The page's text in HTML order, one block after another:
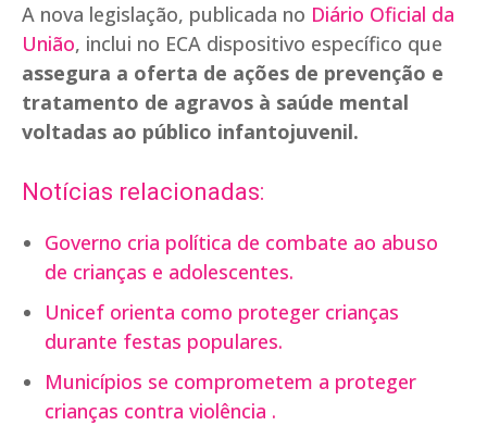
A nova legislação, publicada no Diário Oficial da
União, inclui no ECA dispositivo específico que
assegura a oferta de ações de prevenção e
tratamento de agravos à saúde mental
voltadas ao público infantojuvenil.
Notícias relacionadas:
Governo cria política de combate ao abuso
de crianças e adolescentes.
Unicef orienta como proteger crianças
durante festas populares.
Municípios se comprometem a proteger
crianças contra violência .